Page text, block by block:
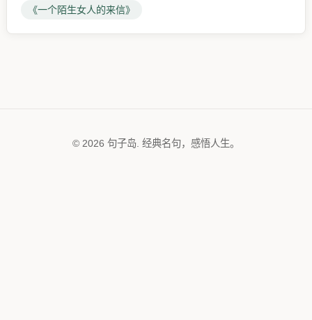
《一个陌生女人的来信》
© 2026 句子岛. 经典名句，感悟人生。